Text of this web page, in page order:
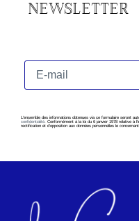
NEWSLETTER
L’ensemble des informations obtenues via ce formulaire seront
confidentialité . Conformément à la loi du 6 janvier 1978 relative à
rectification et d’opposition aux données personnelles le concernant.